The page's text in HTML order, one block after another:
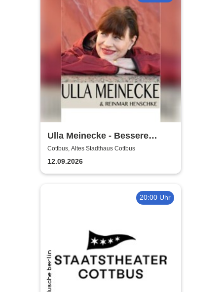
Ulla Meinecke - Bessere
Zeiten Tour
Cottbus, Altes Stadthaus Cottbus
12.09.2026
20:00 Uhr